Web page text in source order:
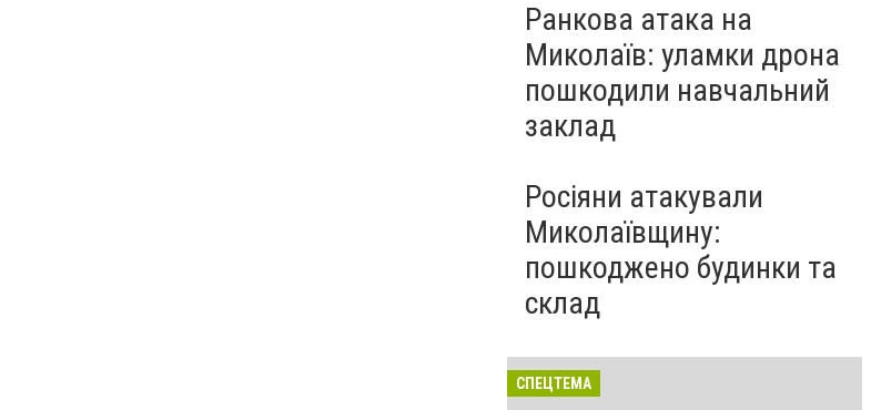
Ранкова атака на
Миколаїв: уламки дрона
пошкодили навчальний
заклад
Росіяни атакували
Миколаївщину:
пошкоджено будинки та
склад
СПЕЦТЕМА